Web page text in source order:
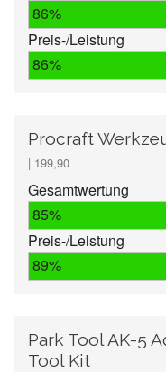
86%
Preis-/Leistung
86%
Procraft
| 199,90
Gesamtwertung
85%
Preis-/Leistung
89%
Park Tool AK-5
Tool Kit